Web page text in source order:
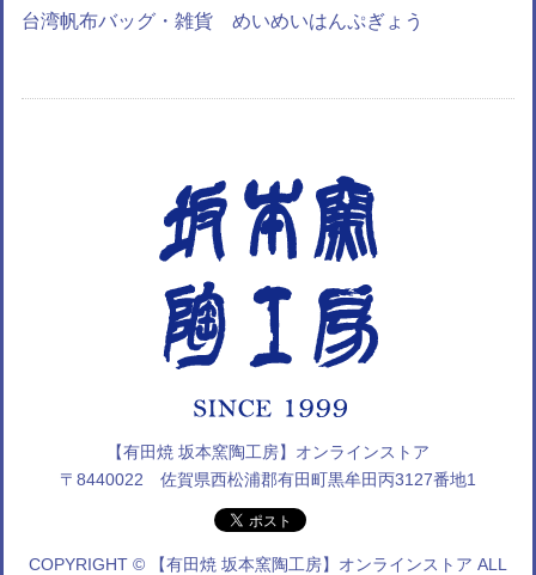
台湾帆布バッグ・雑貨 めいめいはんぷぎょう
【有田焼 坂本窯陶工房】オンラインストア
〒8440022 佐賀県西松浦郡有田町黒牟田丙3127番地1
COPYRIGHT © 【有田焼 坂本窯陶工房】オンラインストア ALL